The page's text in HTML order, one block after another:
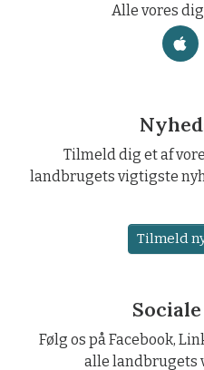
Alle vores
Tilmeld dig et af
landbrugets vigtigste
Tilmeld
Følg os på Facebook,
alle landbrugets